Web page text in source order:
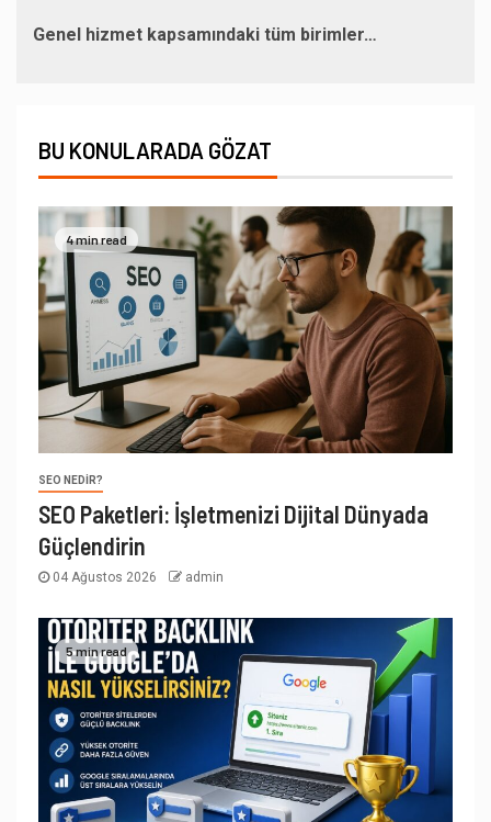
Genel hizmet kapsamındaki tüm birimler…
BU KONULARADA GÖZAT
4 min read
SEO NEDIR?
SEO Paketleri: İşletmenizi Dijital Dünyada
Güçlendirin
04 Ağustos 2026 admin
5 min read